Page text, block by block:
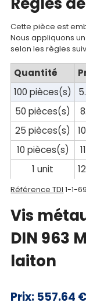
compte
Mon
panier
Contact
Cette pièce est
Nous appliquons
selon les règles
Quantité
100 pièces(s)
50 pièces(s)
25 pièces(s)
10 pièces(s)
1 unit
Référence TDI 1-1-
Vis
DIN 963
laiton
Prix: 557.64 €